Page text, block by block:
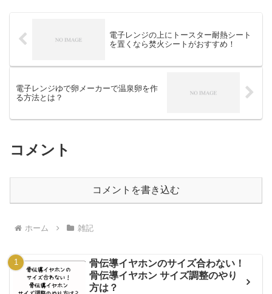
電子レンジの上にトースター耐熱シート
を置くなら焚火シートがおすすめ！
電子レンジゆで卵メーカーで温泉卵を作
る方法とは？
コメント
コメントを書き込む
ホーム 雑記
骨伝導イヤホンのサイズ合わない！
骨伝導イヤホン サイズ調整のやり
方は？